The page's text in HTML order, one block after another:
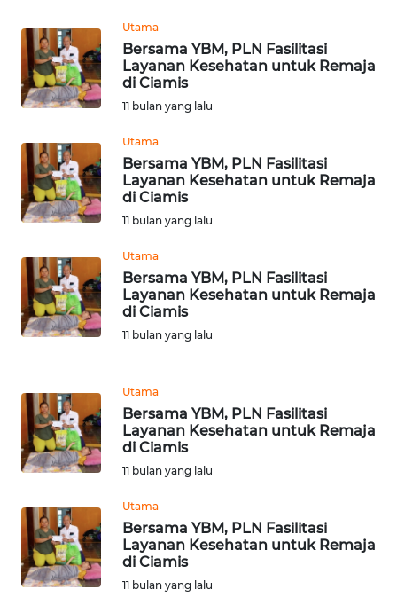
Utama
Bersama YBM, PLN Fasilitasi
Layanan Kesehatan untuk Remaja
di Ciamis
11 bulan yang lalu
Utama
Bersama YBM, PLN Fasilitasi
Layanan Kesehatan untuk Remaja
di Ciamis
11 bulan yang lalu
Utama
Bersama YBM, PLN Fasilitasi
Layanan Kesehatan untuk Remaja
di Ciamis
11 bulan yang lalu
Utama
Bersama YBM, PLN Fasilitasi
Layanan Kesehatan untuk Remaja
di Ciamis
11 bulan yang lalu
Utama
Bersama YBM, PLN Fasilitasi
Layanan Kesehatan untuk Remaja
di Ciamis
11 bulan yang lalu
WN
TAPANULI
TENGAH
SERDANG
WN
TEBING
WN
PAKPAK
WN
BEKASI
WN
DEPOK